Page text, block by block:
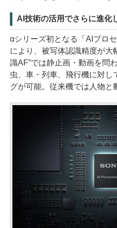
AI技術の活用でさらに進化
αシリーズ初となる「AIプロ
により、被写体認識精度が大
識AF”では静止画・動画を問
虫、車・列車、飛行機に対し
グが可能。従来機では人物と